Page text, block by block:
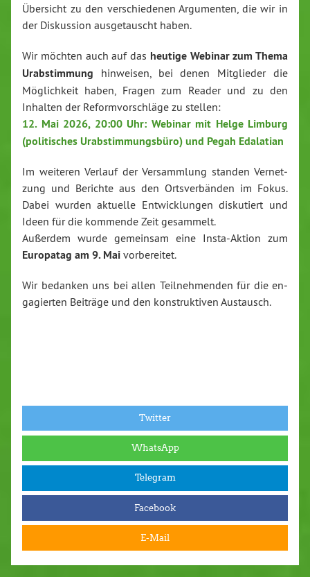
Übersicht zu den ver­schie­de­nen Ar­gu­men­ten, die wir in
der Dis­kus­si­on aus­ge­tauscht haben.
Wir möchten auch auf das heutige Webinar zum Thema
Ur­ab­stim­mung hinweisen, bei denen Mit­glie­der die
Mög­lich­keit haben, Fragen zum Reader und zu den
Inhalten der Re­form­vor­schlä­ge zu stellen:
12. Mai 2026, 20:00 Uhr: Webinar mit Helge Limburg
(po­li­ti­sches Ur­ab­stim­mungs­bü­ro) und Pegah Edalatian
Im weiteren Verlauf der Ver­samm­lung standen Ver­net­
zung und Berichte aus den Orts­ver­bän­den im Fokus.
Dabei wurden aktuelle Ent­wick­lun­gen dis­ku­tiert und
Ideen für die kommende Zeit gesammelt.
Außerdem wurde gemeinsam eine Ins­ta-Ak­ti­on zum
Europatag am 9. Mai vor­be­rei­tet.
Wir bedanken uns bei allen Teil­neh­men­den für die en­
ga­gier­ten Beiträge und den kon­struk­ti­ven Austausch.
Twitter
WhatsApp
Telegram
Facebook
E-Mail